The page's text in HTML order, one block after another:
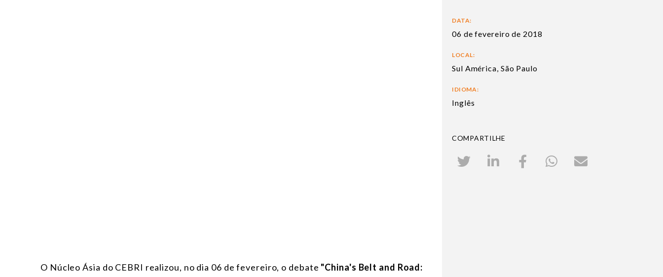
O Núcleo Ásia do CEBRI realizou, no dia 06 de fevereiro, o debate "China's Belt and Road:
DATA:
06 de fevereiro de 2018
LOCAL:
Sul América, São Paulo
IDIOMA:
Inglês
COMPARTILHE